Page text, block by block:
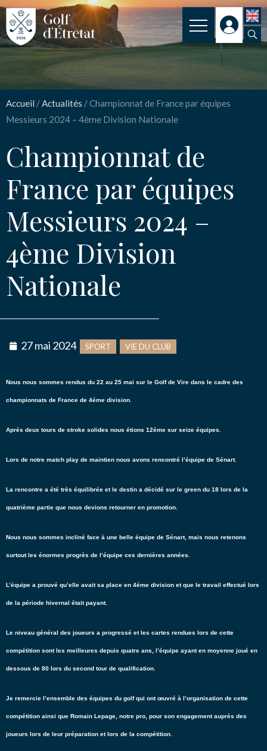
Accueil /Actualités /Championnat de France par équipes
Messieurs 2024 – 4ème Division Nationale
Championnat de
France par équipes
Messieurs 2024 –
4ème Division
Nationale
27 mai 2024 SPORT VIE DU CLUB
Nous nous sommes rendus du 22 au 25 mai sur le Golf de Vire dans le cadre des
championnats de France de 4éme division.
Après deux tours de stroke solides nous étions 12éme sur seize équipes.
Lors de notre match play de maintien nous avons rencontré l’équipe de Sénart.
La rencontre a été très équilibrée et le destin a décidé sur le green du 18 lors de la
quatrième partie que nous devions retourner en promotion.
Nous nous sommes incliné face à une belle équipe de Sénart, mais nous retenons
surtout les énormes progrès de l’équipe ces dernières années.
L’équipe a prouvé qu’elle avait sa place en 4éme division et que le travail effectué lors
de la période hivernal était payant.
Le niveau général des joueurs a progressé et les cartes rendues lors de cette
compétition sont les meilleures depuis quatre ans, l’équipe ayant en moyenne joué en
dessous de 80 lors du second tour de qualification.
Je remercie l’ensemble des équipes du golf qui ont œuvré à l’organisation de cette
compétition ainsi que Romain Lepage, notre pro, pour son engagement auprès des
joueurs lors de leur préparation et lors de la compétition.
CLUB
CLUB HOUSE
NOS TARIFS
SPORT
ENSEIGNEMENT
ACTUALITÉS
NOS PARTENAIRES
NOUS CONTACTER
INSCRIPTION
Championnat de France
par équipes Messieurs
2024 – 4ème Division
Nationale
Nom*
Email
ETRETAT à enregistrer mes données.